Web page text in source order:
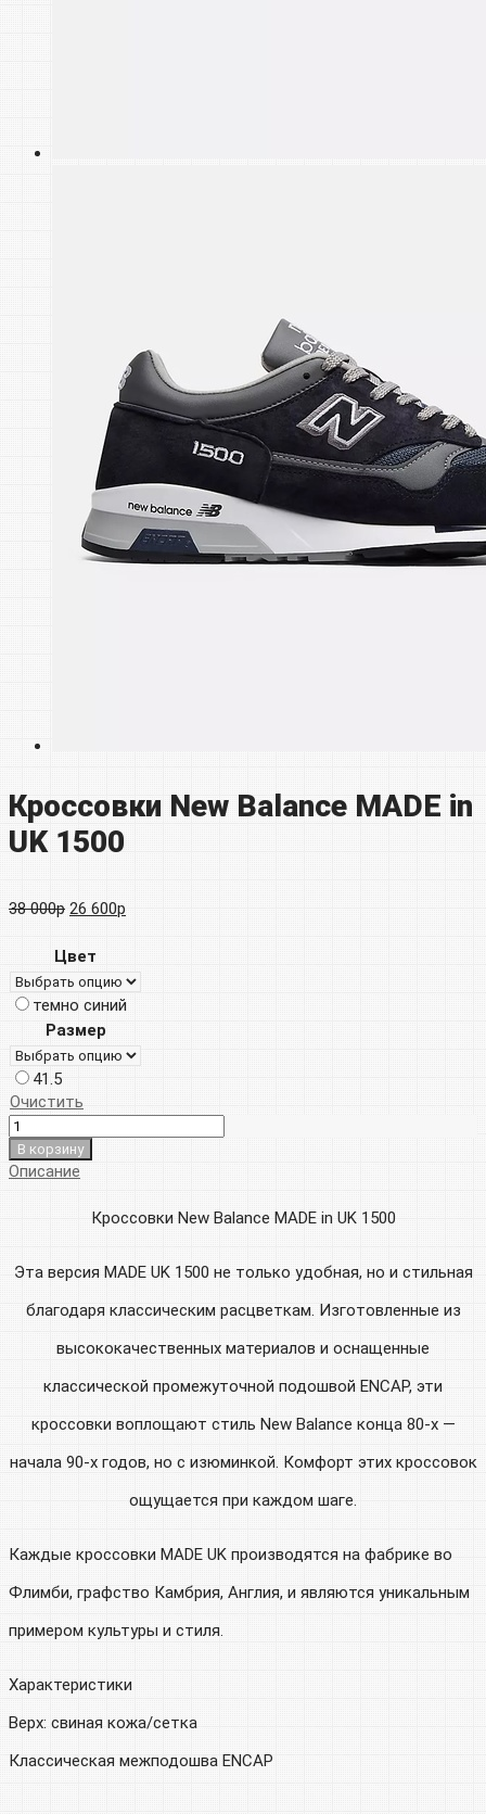
Кроссовки New Balance MADE in
UK 1500
38 000р Первоначальная
составляла
000р.
26 600р
26
Цвет
темно синий
Размер
41.5
Очистить
В корзину
Описание
Кроссовки New Balance MADE in UK 1500
Эта версия MADE UK 1500 не только удобная, но и стильная
благодаря классическим расцветкам. Изготовленные из
высококачественных материалов и оснащенные
классической промежуточной подошвой ENCAP, эти
кроссовки воплощают стиль New Balance конца 80-х —
начала 90-х годов, но с изюминкой. Комфорт этих кроссовок
ощущается при каждом шаге.
Каждые кроссовки MADE UK производятся на фабрике во
Флимби, графство Камбрия, Англия, и являются уникальным
примером культуры и стиля.
Характеристики
Верх: свиная кожа/сетка
Классическая межподошва ENCAP